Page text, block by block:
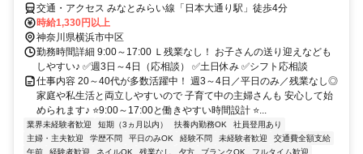
交通・アクセス みなとみらい線「日本大通り駅」徒歩4分
時給1,330円以上
神奈川県横浜市中区
勤務時間詳細 9:00～17:00 Ｌ残業なし！ お子さんの送り迎えなども
しやすい♪ ✅週3日～4日（応相談） ✅土日休み ✅シフト応相談
仕事内容 20～40代が多数活躍中！ 週3～4日／平日のみ／残業なし◎
家庭や私生活と両立しやすいので 子育て中の主婦さんも 安心して始
められます♪ ⭐9:00～17:00と働きやすい時間設計 ⭐...
業界未経験者歓迎 短期（3ヵ月以内） 扶養内勤務OK
社員登用あり
主婦・主夫歓迎
学歴不問 平日のみOK 経験不問 未経験者歓迎
交通費全額支給
午前
経験者歓迎 ネイルOK 残業なし 夕方 ブランクOK フルタイム歓迎